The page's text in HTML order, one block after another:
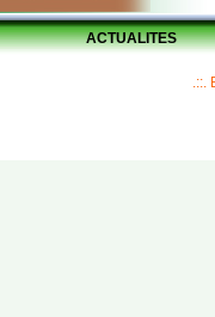
ACTUALITES
.::.